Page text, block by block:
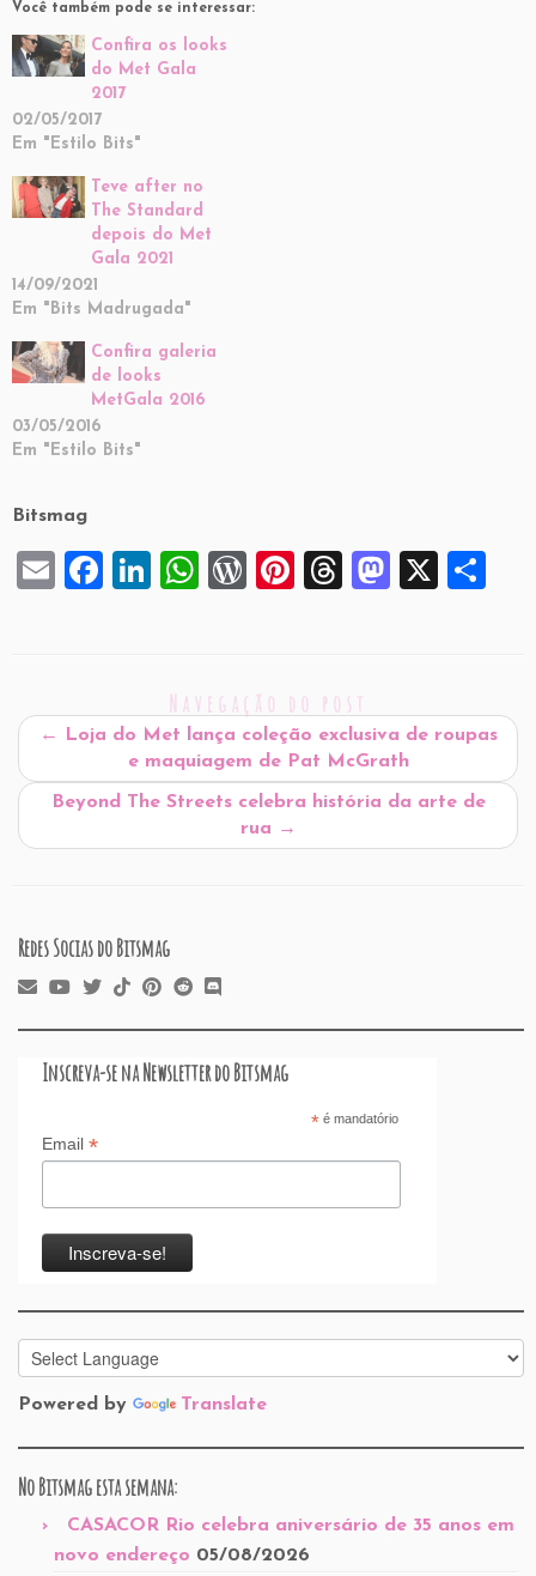
Você também pode se interessar:
Confira os looks
do Met Gala
2017
02/05/2017
Em "Estilo Bits"
Teve after no
The Standard
depois do Met
Gala 2021
14/09/2021
Em "Bits Madrugada"
Confira galeria
de looks
MetGala 2016
03/05/2016
Em "Estilo Bits"
Bitsmag
E
F
b
o
k
Li
e
dI
n
W
A
p
p
W
P
re
ss
Pi
t
T
d
s
M
d
o
n
X
Navegação do post
←
Loja do Met lança coleção exclusiva de roupas
e maquiagem de Pat McGrath
Beyond The Streets celebra história da arte de
rua →
Redes Socias do Bitsmag
Inscreva-se na Newsletter do Bitsmag
*é mandatório
Email *
Powered by Translate
No Bitsmag esta semana:
CASACOR Rio celebra aniversário de 35 anos em
novo endereço 05/08/2026